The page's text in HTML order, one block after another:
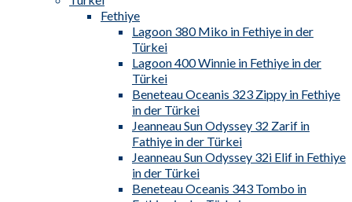
Fethiye
Lagoon 380 Miko in Fethiye in der
Türkei
Lagoon 400 Winnie in Fethiye in der
Türkei
Beneteau Oceanis 323 Zippy in Fethiye
in der Türkei
Jeanneau Sun Odyssey 32 Zarif in
Fathiye in der Türkei
Jeanneau Sun Odyssey 32i Elif in Fethiye
in der Türkei
Beneteau Oceanis 343 Tombo in